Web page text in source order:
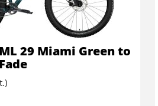
29 Miami Green to